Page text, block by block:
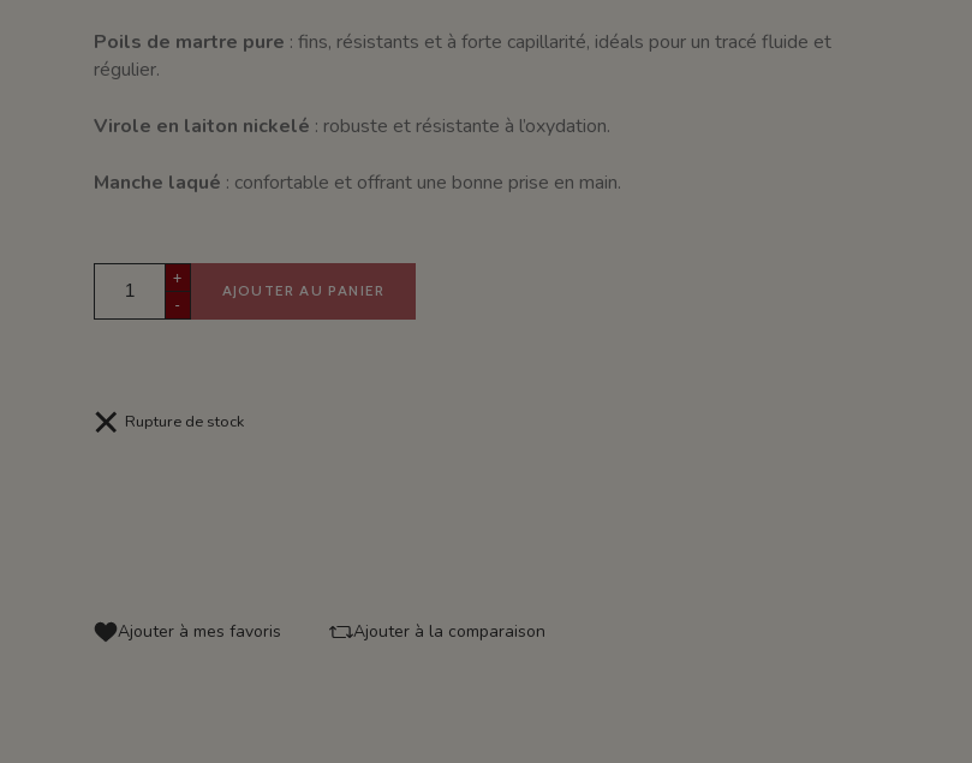
Poils de martre pure : fins, résistants et à forte capillarité, idéals pour un tracé fluide et
régulier.
Virole en laiton nickelé : robuste et résistante à l’oxydation.
Manche laqué : confortable et offrant une bonne prise en main.
+
-
AJOUTER AU PANIER
Rupture de stock
Ajouter à mes favoris Ajouter à la comparaison